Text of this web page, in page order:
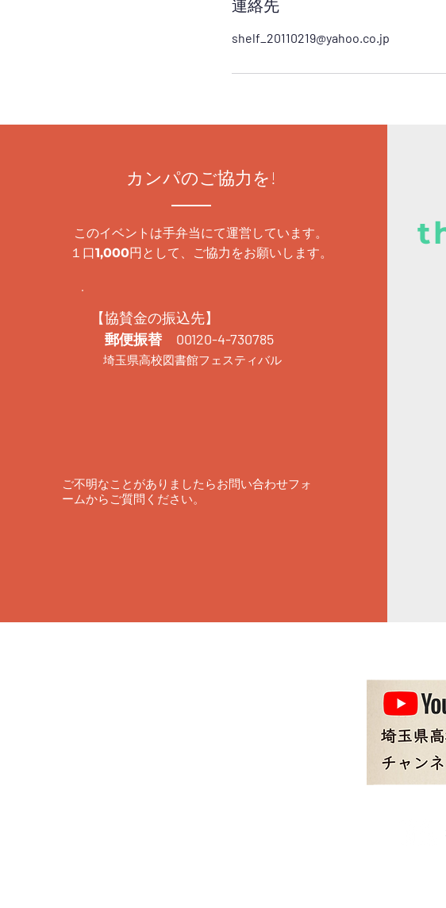
連絡先
shelf_20110219@yahoo.co.jp
カンパのご協力を!
このイベントは手弁当にて運営しています。
１口1,000円として、ご協力をお願いします。
【協賛金の振込先】
郵便振替 00120-4-730785
埼玉県高校図書館フェスティバル
ご不明なことがありましたらお問い合わせフォ
ームからご質問ください。